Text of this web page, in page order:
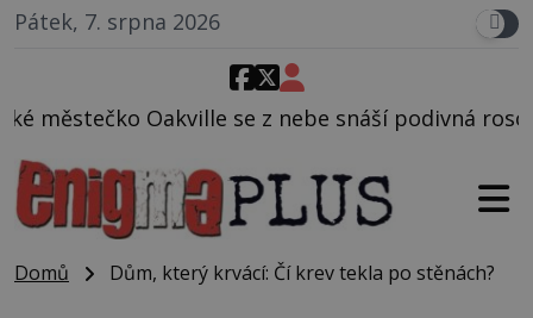
Pátek, 7. srpna 2026
z nebe snáší podivná rosolovitá látka
Domů Dům, který krvácí: Čí krev tekla po stěnách?